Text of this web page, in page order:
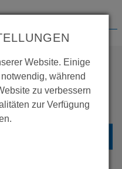
MEHR
Website. Einige
während
zu verbessern
zur Verfügung